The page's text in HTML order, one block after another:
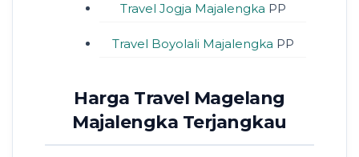
Travel Jogja Majalengka PP
Travel Boyolali Majalengka PP
Harga Travel Magelang
Majalengka Terjangkau